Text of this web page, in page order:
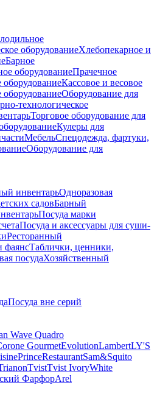
оборудованиеХлебопекарное и
Барное
оборудованиеПрачечное
оборудованиеКассовое и весовое
оборудованиеОборудование для
технологическое
Торговое оборудование для
Кулеры для
МебельСпецодежда, фартуки,
Оборудование для
инвентарьОдноразовая
садовБарный
Посуда марки
Посуда и аксессуары для суши-
Ресторанный
фаянсТаблички, ценники,
посудаХозяйственный
Посуда вне серий
Wave Quadro
GourmetEvolutionLambertLY'S
PrinceRestaurantSam&Squito
TvistTvist IvoryWhite
ФарфорArel